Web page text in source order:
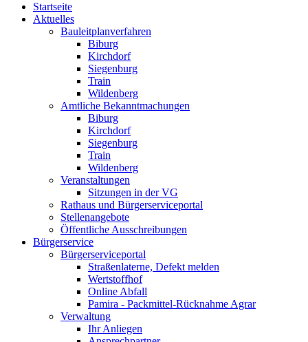
Startseite
Aktuelles
Bauleitplanverfahren
Biburg
Kirchdorf
Siegenburg
Train
Wildenberg
Amtliche Bekanntmachungen
Biburg
Kirchdorf
Siegenburg
Train
Wildenberg
Veranstaltungen
Sitzungen in der VG
Rathaus und Bürgerserviceportal
Stellenangebote
Öffentliche Ausschreibungen
Bürgerservice
Bürgerserviceportal
Straßenlaterne, Defekt melden
Wertstoffhof
Online Abfall
Pamira - Packmittel-Rücknahme Agrar
Verwaltung
Ihr Anliegen